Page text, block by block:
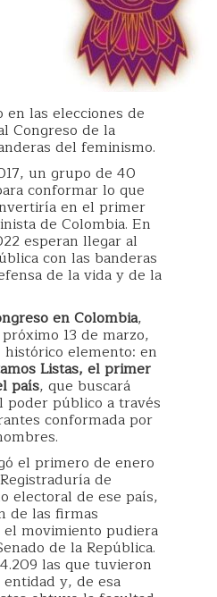
las elecciones de
Congreso de la
del feminismo.
un grupo de 40
conformar lo que
en el primer
de Colombia. En
esperan llegar al
con las banderas
de la vida y de la
en Colombia,
13 de marzo,
elemento: en
Listas, el primer
país, que buscará
poder público a través
conformada por
el primero de enero
de
electoral de ese país,
de las firmas
el movimiento pudiera
de la República.
las que tuvieron
y, de esa